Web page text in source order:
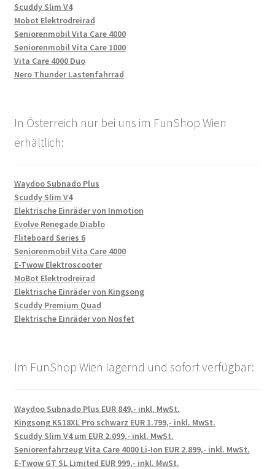
Scuddy Slim V4
Mobot Elektrodreirad
Seniorenmobil Vita Care 4000
Seniorenmobil Vita Care 1000
Vita Care 4000 Duo
Nero Thunder Lastenfahrrad
In Österreich nur bei uns im FunShop Wien
erhältlich:
Waydoo Subnado Plus
Scuddy Slim V4
Elektrische Einräder von Inmotion
Evolve Renegade Diablo
Fliteboard Series 6
Seniorenmobil Vita Care 4000
E-Twow Elektroscooter
MoBot Elektrodreirad
Elektrische Einräder von Kingsong
Scuddy Premium Quad
Elektrische Einräder von Nosfet
Im FunShop Wien lagernd und sofort verfügbar:
Waydoo Subnado Plus EUR 849,- inkl. MwSt.
Kingsong KS18XL Pro schwarz EUR 1.799,- inkl. MwSt.
Scuddy Slim V4 um EUR 2.099,- inkl. MwSt.
Seniorenfahrzeug Vita Care 4000 Li-Ion EUR 2.899,- inkl. MwSt.
E-Twow GT SL Limited EUR 999,- inkl. MwSt.